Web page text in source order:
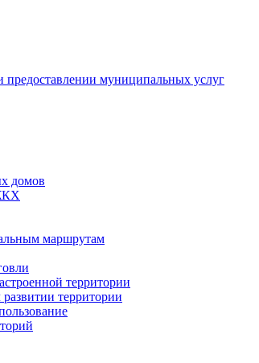
муниципальных услуг
домов
маршрутам
территории
территории